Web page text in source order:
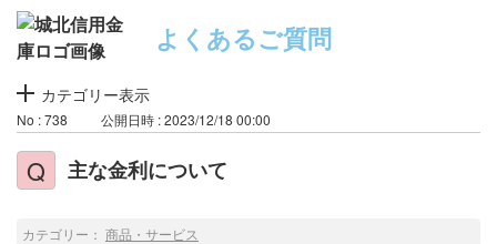
よくあるご質問
カテゴリー表示
No : 738 公開日時 : 2023/12/18 00:00
主な金利について
カテゴリー： 商品・サービス